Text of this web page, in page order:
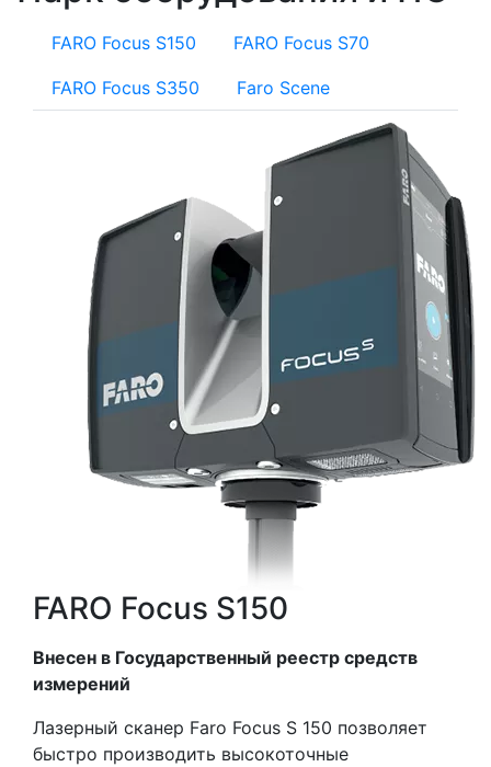
FARO Focus S150 FARO Focus S70
FARO Focus S350 Faro Scene
FARO Focus S150
Внесен в Государственный реестр средств
измерений
Лазерный сканер Faro Focus S 150 позволяет
быстро производить высокоточные